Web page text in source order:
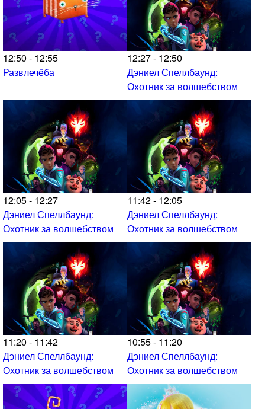
12:50 - 12:55
Развлечёба
12:27 - 12:50
Дэниел Спеллбаунд:
Охотник за волшебством
12:05 - 12:27
Дэниел Спеллбаунд:
Охотник за волшебством
11:42 - 12:05
Дэниел Спеллбаунд:
Охотник за волшебством
11:20 - 11:42
Дэниел Спеллбаунд:
Охотник за волшебством
10:55 - 11:20
Дэниел Спеллбаунд:
Охотник за волшебством